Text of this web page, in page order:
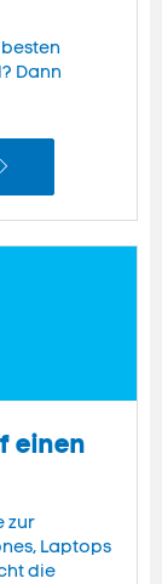
Dann
einen
zur
Laptops
die